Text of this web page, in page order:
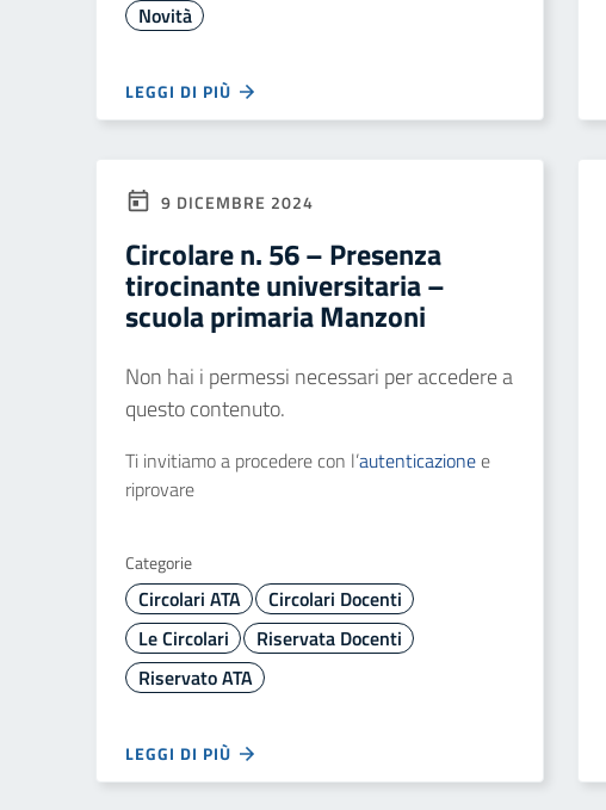
Novità
LEGGI DI PIÙ
9 DICEMBRE 2024
Circolare n. 56 – Presenza
tirocinante universitaria –
scuola primaria Manzoni
Non hai i permessi necessari per accedere a
questo contenuto.
Ti invitiamo a procedere con l’autenticazionee
riprovare
Categorie
Circolari ATA
Circolari Docenti
Le Circolari
Riservata Docenti
Riservato ATA
LEGGI DI PIÙ